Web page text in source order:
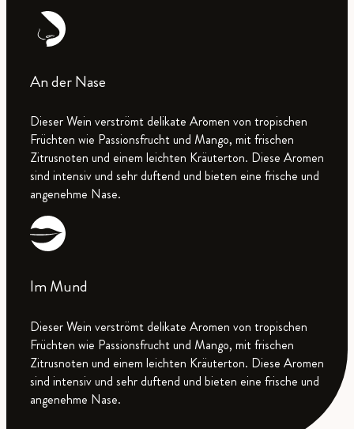
An der Nase
Dieser Wein verströmt delikate Aromen von tropischen
Früchten wie Passionsfrucht und Mango, mit frischen
Zitrusnoten und einem leichten Kräuterton. Diese Aromen
sind intensiv und sehr duftend und bieten eine frische und
angenehme Nase.
Im Mund
Dieser Wein verströmt delikate Aromen von tropischen
Früchten wie Passionsfrucht und Mango, mit frischen
Zitrusnoten und einem leichten Kräuterton. Diese Aromen
sind intensiv und sehr duftend und bieten eine frische und
angenehme Nase.